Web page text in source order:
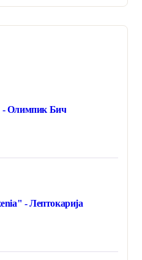
- Олимпик Бич
- Лептокарија